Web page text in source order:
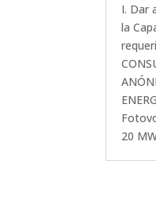
I. Dar
la
20